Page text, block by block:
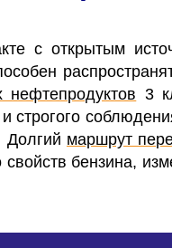
с открытым
нефтепродуктов 3
строгого
Долгий маршрут
бензина,